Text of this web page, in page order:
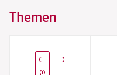
Themen